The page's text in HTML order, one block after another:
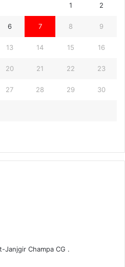
1 2
6 7 8 9
13 14 15 16
20 21 22 23
27 28 29 30
Janjgir Champa CG .